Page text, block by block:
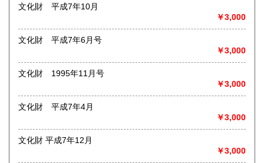
ンタイア・和本・漢籍・戦争㊙︎資料・書道具・茶道具・戦前
絵はがき・鳥瞰図・古地図・浮世絵・軸・拓本・印譜・エロ
グロ】など古いものの中には希少価値の高いものも多数ござ
いますので価値がないと処分される前に是非 ｢古本倶楽部｣ま
沿線名：-
営業時間：-
定休日：-
書籍の買取について
文化財 平成7年10月
￥3,000
文化財 平成7年6月号
￥3,000
文化財 1995年11月号
￥3,000
文化財 平成7年4月
￥3,000
文化財 平成7年12月
￥3,000